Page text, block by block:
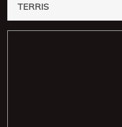
TERRIS